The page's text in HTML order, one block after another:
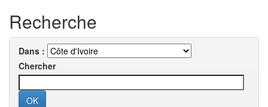
Recherche
Dans :
Chercher